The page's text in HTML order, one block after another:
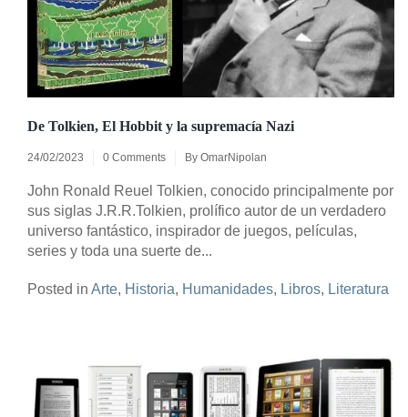
De Tolkien, El Hobbit y la supremacía Nazi
24/02/2023 0 Comments By OmarNipolan
John Ronald Reuel Tolkien, conocido principalmente por
sus siglas J.R.R.Tolkien, prolífico autor de un verdadero
universo fantástico, inspirador de juegos, películas,
series y toda una suerte de...
Posted in Arte, Historia, Humanidades, Libros, Literatura